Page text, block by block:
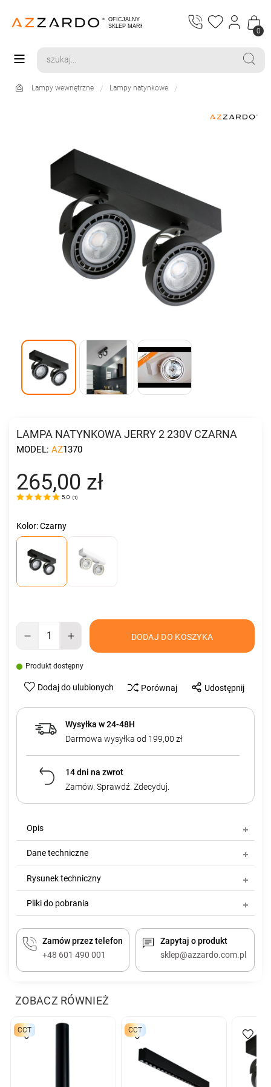
0
Lampy wewnętrzne Lampy natynkowe
LAMPA NATYNKOWA JERRY 2 230V CZARNA
MODEL: AZ1370
265,00 zł
5.0 (1)
Kolor: Czarny
DODAJ DO KOSZYKA
Produkt dostępny
Dodaj do ulubionych Porównaj Udostępnij
Wysyłka w 24-48H
Darmowa wysyłka od 199,00 zł
14 dni na zwrot
Zamów. Sprawdź. Zdecyduj.
Opis
Dane techniczne
Rysunek techniczny
Pliki do pobrania
Zamów przez telefon
+48 601 490 001
Zapytaj o produkt
sklep@azzardo.com.pl
ZOBACZ RÓWNIEŻ
CCT CCT